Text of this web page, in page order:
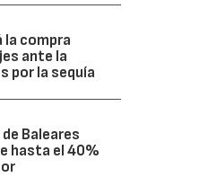
la compra
ante la
por la sequía
Baleares
hasta el 40%